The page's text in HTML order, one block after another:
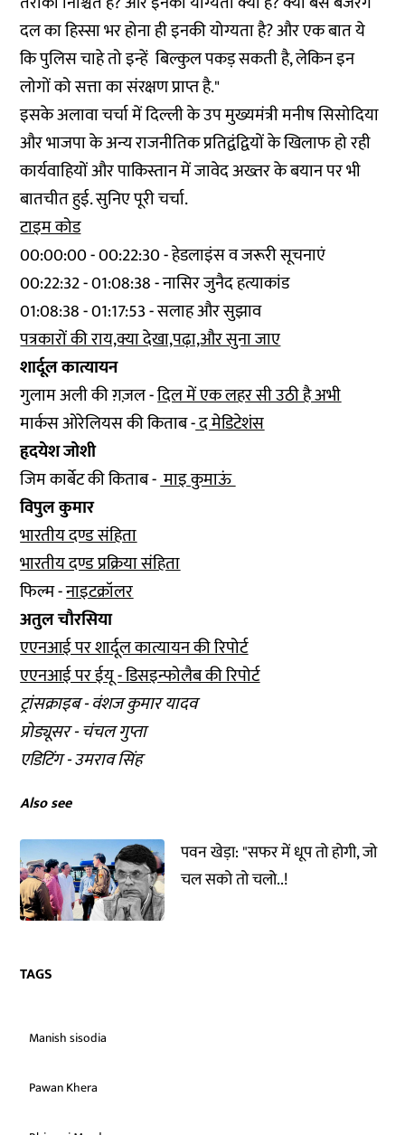
दल का हिस्सा भर होना ही इनकी योग्यता है? और एक बात ये
कि पुलिस चाहे तो इन्हें बिल्कुल पकड़ सकती है, लेकिन इन
लोगों को सत्ता का संरक्षण प्राप्त है."
इसके अलावा चर्चा में दिल्ली के उप मुख्यमंत्री मनीष सिसोदिया
और भाजपा के अन्य राजनीतिक प्रतिद्वंद्वियों के खिलाफ हो रही
कार्यवाहियों और पाकिस्तान में जावेद अख्तर के बयान पर भी
बातचीत हुई. सुनिए पूरी चर्चा.
टाइम कोड
00:00:00 - 00:22:30 - हेडलाइंस व जरूरी सूचनाएं
00:22:32 - 01:08:38 - नासिर जुनैद हत्याकांड
01:08:38 - 01:17:53 - सलाह और सुझाव
पत्रकारों की राय,क्या देखा,पढ़ा,और सुना जाए
शार्दूल कात्यायन
गुलाम अली की ग़ज़ल -दिल में एक लहर सी उठी है अभी
मार्कस ओरेलियस की किताब -द मेडिटेशंस
हृदयेश जोशी
जिम कार्बेट की किताब -माइ कुमाऊं
विपुल कुमार
भारतीय दण्ड संहिता
भारतीय दण्ड प्रक्रिया संहिता
फिल्म -नाइटक्रॉलर
अतुल चौरसिया
एएनआई पर शार्दूल कात्यायन की रिपोर्ट
एएनआई पर ईयू - डिसइन्फोलैब की रिपोर्ट
ट्रांसक्राइब - वंशज कुमार यादव
प्रोड्यूसर - चंचल गुप्ता
एडिटिंग - उमराव सिंह
Also see
पवन खेड़ा: "सफर में धूप तो होगी, जो
चल सको तो चलो..!
TAGS
Manish sisodia
Pawan Khera